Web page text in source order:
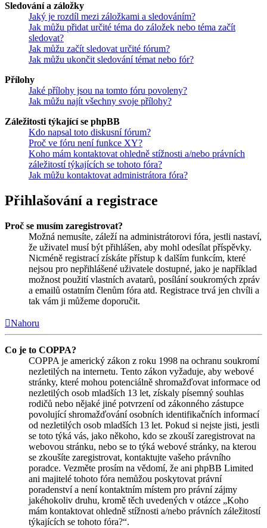
Sledování a záložky
Jaký je rozdíl mezi záložkami a sledováním?
Jak můžu přidat určité téma do záložek nebo téma začít
sledovat?
Jak můžu začít sledovat určité fórum?
Jak můžu ukončit sledování témat nebo fór?
Přílohy
Jaké přílohy jsou na tomto fóru povoleny?
Jak můžu najít všechny svoje přílohy?
Záležitosti týkající se phpBB
Kdo napsal toto diskusní fórum?
Proč ve fóru není funkce XY?
Koho mám kontaktovat ohledně stížnosti a/nebo právních
záležitostí týkajících se tohoto fóra?
Jak můžu kontaktovat administrátora fóra?
Přihlašování a registrace
Proč se musím zaregistrovat?
Možná nemusíte, záleží na administrátorovi fóra, jestli nastaví,
že uživatel musí být přihlášen, aby mohl odesílat příspěvky.
Nicméně registrací získáte přístup k dalším funkcím, které
nejsou pro nepřihlášené uživatele dostupné, jako je například
možnost použití vlastních avatarů, posílání soukromých zpráv
a emailů ostatním členům fóra atd. Registrace trvá jen chvíli a
tak vám ji můžeme doporučit.
Nahoru
Co je to COPPA?
COPPA je americký zákon z roku 1998 na ochranu soukromí
nezletilých na internetu. Tento zákon vyžaduje, aby webové
stránky, které mohou potenciálně shromažďovat informace od
nezletilých osob mladších 13 let, získaly písemný souhlas
rodičů nebo nějaké jiné potvrzení od zákonného zástupce
povolující shromažďování osobních identifikačních informací
od nezletilých osob mladších 13 let. Pokud si nejste jisti, jestli
se toto týká vás, jako někoho, kdo se zkouší zaregistrovat na
webovou stránku, nebo se to týká webové stránky, na kterou
se zkoušíte zaregistrovat, kontaktujte vašeho právního
poradce. Vezměte prosím na vědomí, že ani phpBB Limited
ani majitelé tohoto fóra nemůžou poskytovat právní
poradenství a není kontaktním místem pro právní zájmy
jakéhokoliv druhu, kromě těch uvedených v otázce „Koho
mám kontaktovat ohledně stížnosti a/nebo právních záležitostí
týkajících se tohoto fóra?“.